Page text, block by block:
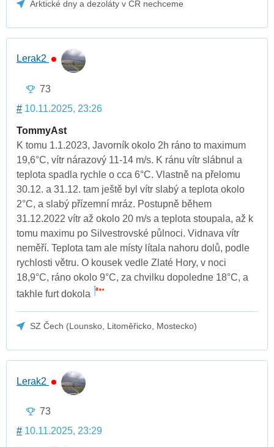
Arktické dny a dezoláty v ČR nechceme
Lerak2
73
# 10.11.2025, 23:26
TommyAst
K tomu 1.1.2023, Javorník okolo 2h ráno to maximum
19,6°C, vítr nárazový 11-14 m/s. K ránu vítr slábnul a
teplota spadla rychle o cca 6°C. Vlastně na přelomu
30.12. a 31.12. tam ještě byl vítr slabý a teplota okolo
2°C, a slabý přízemní mráz. Postupně během
31.12.2022 vítr až okolo 20 m/s a teplota stoupala, až k
tomu maximu po Silvestrovské půlnoci. Vidnava vítr
neměří. Teplota tam ale místy lítala nahoru dolů, podle
rychlosti větru. O kousek vedle Zlaté Hory, v noci
18,9°C, ráno okolo 9°C, za chvilku dopoledne 18°C, a
takhle furt dokola
SZ Čech (Lounsko, Litoměřicko, Mostecko)
Lerak2
73
# 10.11.2025, 23:29